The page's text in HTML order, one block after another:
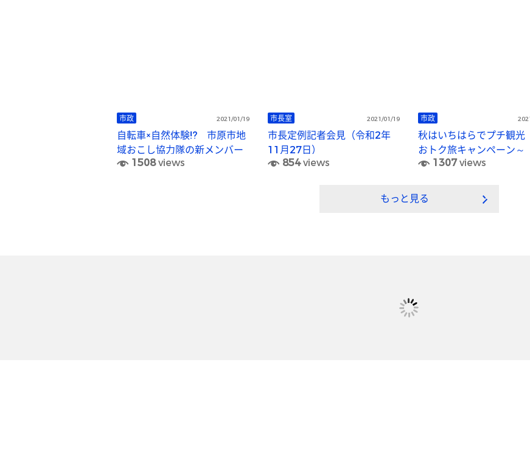
市政 2021/01/19
自転車×自然体験!? 市原市地
域おこし協力隊の新メンバー
1508views
市長室 2021/01/19
市長定例記者会見（令和2年
11月27日）
854 views
市政
秋はいちはらでプチ観
おトク旅キャンペーン～
1307views
もっと見る